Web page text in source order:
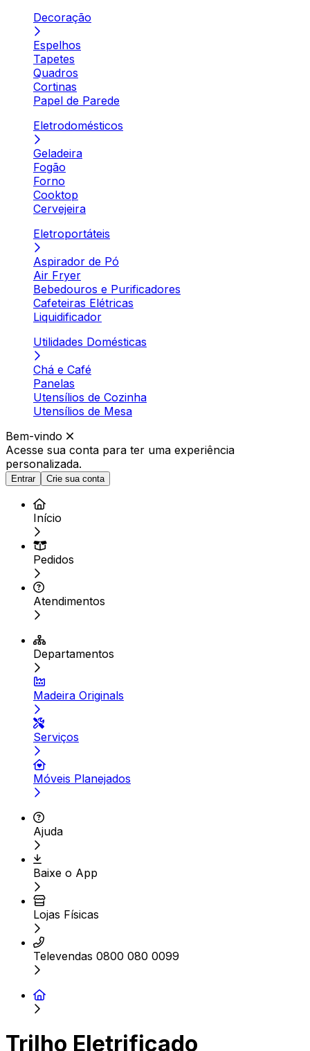
Decoração
Espelhos
Tapetes
Quadros
Cortinas
Papel de Parede
Eletrodomésticos
Geladeira
Fogão
Forno
Cooktop
Cervejeira
Eletroportáteis
Aspirador de Pó
Air Fryer
Bebedouros e Purificadores
Cafeteiras Elétricas
Liquidificador
Utilidades Domésticas
Chá e Café
Panelas
Utensílios de Cozinha
Utensílios de Mesa
Bem-vindo
Acesse sua conta para ter uma experiência
personalizada.
Entrar Crie sua conta
Início
Pedidos
Atendimentos
Departamentos
Madeira Originals
Serviços
Móveis Planejados
Ajuda
Baixe o App
Lojas Físicas
Televendas 0800 080 0099
Trilho Eletrificado